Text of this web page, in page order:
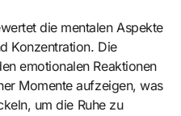
die mentalen Aspekte
Konzentration. Die
emotionalen Reaktionen
Momente aufzeigen, was
um die Ruhe zu